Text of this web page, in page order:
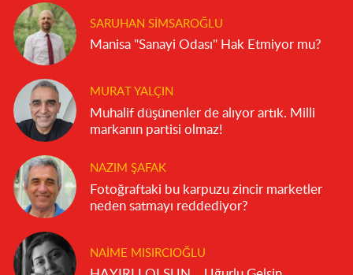
SARUHAN SIMSAROĞLU
Manisa "Sanayi Odası" Hak Etmiyor mu?
MURAT YALÇIN
Muhalif düşünenler de alıyor artık. Milli
markanın partisi olmaz!
NAZIM ŞAFAK
Fotoğraftaki bu karpuzu zincir marketler
neden satmayı reddediyor?
NAIME MISIRCIOĞLU